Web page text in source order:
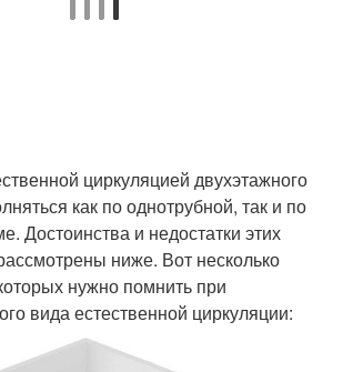
циркуляцией двухэтажного
как по однотрубной, так и по
Достоинства и недостатки этих
ниже. Вот несколько
нужно помнить при
вида естественной циркуляции: